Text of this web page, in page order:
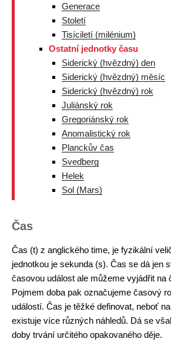
Generace
Století
Tisíciletí (milénium)
Ostatní jednotky času
Siderický (hvězdný) den
Siderický (hvězdný) měsíc
Siderický (hvězdný) rok
Juliánský rok
Gregoriánský rok
Anomalistický rok
Planckův čas
Svedberg
Helek
Sol (Mars)
Čas
Čas (t) z anglického time, je fyzikální
jednotkou je sekunda (s). Čas se dá jen
časovou událost ale můžeme vyjádřit na
Pojmem doba pak označujeme časový
událostí. Čas je těžké definovat, neboť
existuje více různých náhledů. Dá se
doby trvání určitého opakovaného děje.